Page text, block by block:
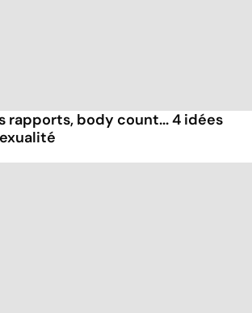
rapports, body count... 4 idées